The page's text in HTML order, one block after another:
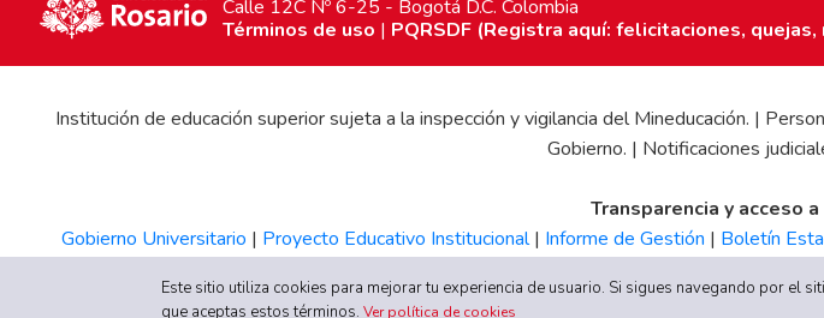
Calle 12C Nº 6-25 - Bogotá D.C. Colombia
Términos de uso | PQRSDF (Registra aquí: felicitaciones,
Institución de educación superior sujeta a la inspección y vigilancia del Mineducación. |
Gobierno. | Notificaciones
Transparencia y acceso
Gobierno Universitario | Proyecto Educativo Institucional| Informe de Gestión | Boletín
Este sitio utiliza cookies para mejorar tu experiencia de usuario. Si sigues navegando por el
que aceptas estos términos.Ver política de cookies